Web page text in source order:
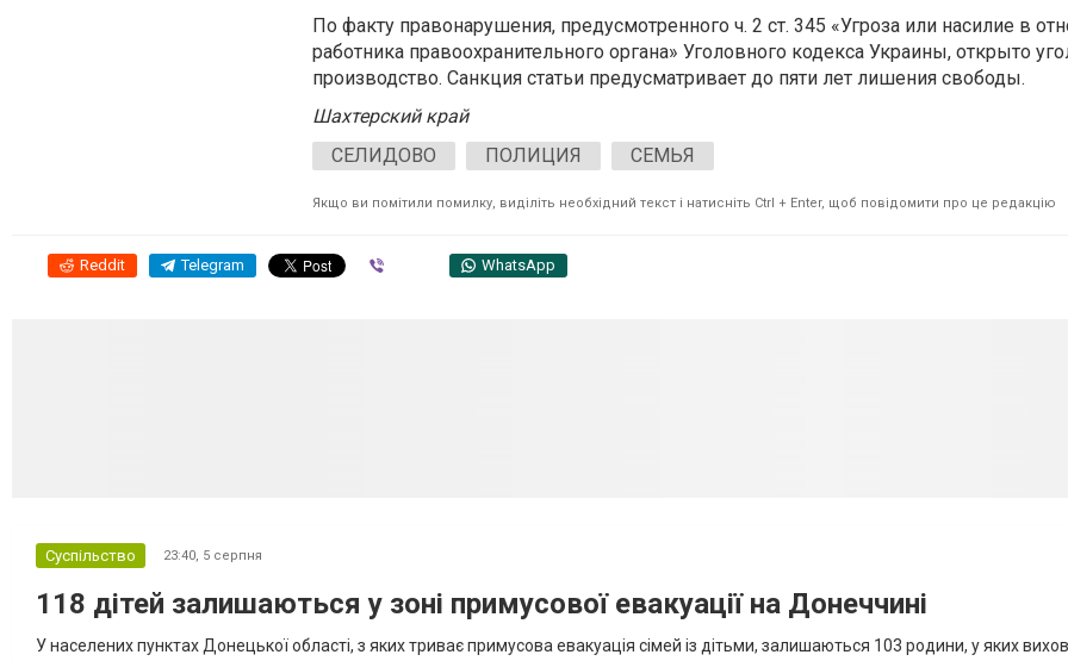
По факту правонарушения, предусмотренного ч. 2 ст. 345 «Угроза или насилие в
работника правоохранительного органа» Уголовного кодекса Украины, открыто
производство. Санкция статьи предусматривает до пяти лет лишения свободы.
Шахтерский край
СЕЛИДОВО
ПОЛИЦИЯ СЕМЬЯ
Якщо ви помітили помилку, виділіть необхідний текст і натисніть Ctrl + Enter, щоб повідомити про це редакцію
Reddit Telegram WhatsApp
Суспільство 23:40, 5 серпня
118 дітей залишаються у зоні примусової евакуації на Донеччині
У населених пунктах Донецької області, з яких триває примусова евакуація сімей із дітьми, залишаються 103 родини, у яких